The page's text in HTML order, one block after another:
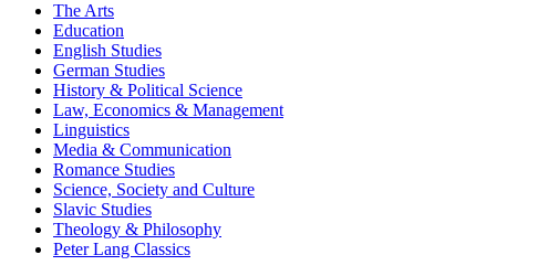
The Arts
Education
English Studies
German Studies
History & Political Science
Law, Economics & Management
Linguistics
Media & Communication
Romance Studies
Science, Society and Culture
Slavic Studies
Theology & Philosophy
Peter Lang Classics